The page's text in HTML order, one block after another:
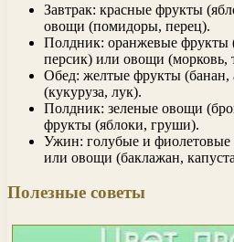
Завтрак: красные фрукты
овощи (помидоры, перец).
Полдник: оранжевые фрукты
персик) или овощи (морковь,
Обед: желтые фрукты (банан,
(кукуруза, лук).
Полдник: зеленые овощи
фрукты (яблоки, груши).
Ужин: голубые и фиолетовые
или овощи (баклажан,
Полезные советы